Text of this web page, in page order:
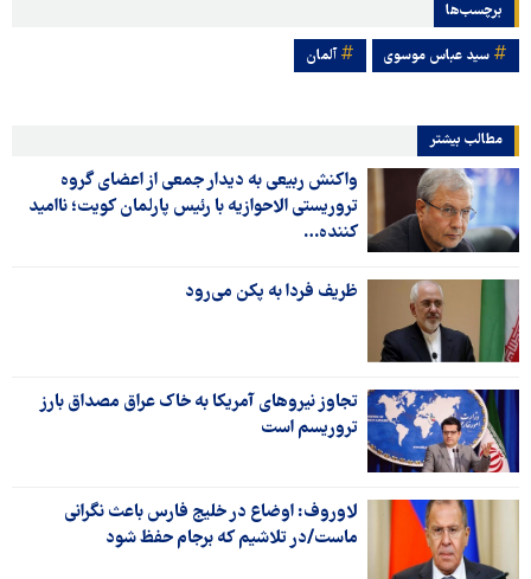
برچسب‌ها
سید عباس موسوی آلمان
مطالب بیشتر
واکنش ربیعی به دیدار جمعی از اعضای گروه
تروریستی الاحوازیه با رئیس پارلمان کویت؛ ناامید
کننده…
ظریف فردا به پکن می‌رود
تجاوز نیروهای آمریکا به خاک عراق مصداق بارز
تروریسم است
لاوروف: اوضاع در خلیج فارس باعث نگرانی
ماست/در تلاشیم که برجام حفظ شود